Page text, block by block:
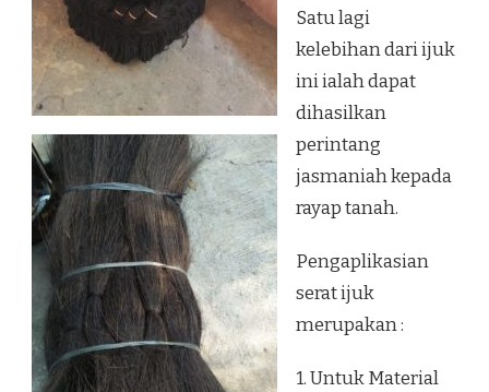
Satu lagi
kelebihan dari ijuk
ini ialah dapat
dihasilkan
perintang
jasmaniah kepada
rayap tanah.
Pengaplikasian
serat ijuk
merupakan :
1. Untuk Material